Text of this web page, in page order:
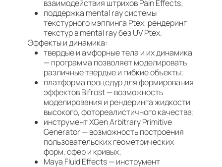
взаимодействия штрихов Pain Effects;
поддержка mental ray системы
текстурного мэппинга Ptex, рендеринг
текстур в mental ray без UV Ptex.
Эффекты и динамика:
твердые и амфорные тела и их динамика
— программа позволяет моделировать
различные твердые и гибкие объекты;
платформа процедур для формирования
эффектов Bifrost — возможность
моделирования и рендеринга жидкости
высокого, фотореалистичного качества;
инструмент XGen Arbitrary Primitive
Generator — возможность построения
пользовательских геометрических
форм, сфер и кривых;
Maya Fluid Effects — инструмент